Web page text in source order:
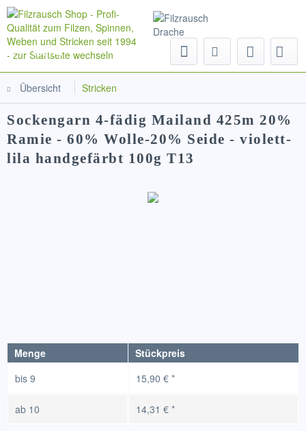
Menü
Übersicht Stricken
Sockengarn 4-fädig Mailand 425m 20%
Ramie - 60% Wolle-20% Seide - violett-
lila handgefärbt 100g T13
Menge
Stückpreis
bis 9 15,90 € *
ab 10 14,31 € *